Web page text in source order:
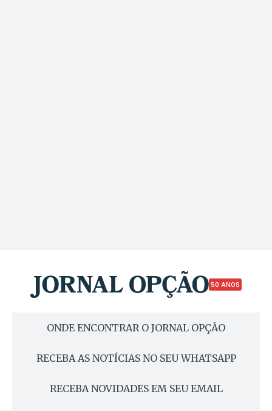
50 ANOS
ONDE ENCONTRAR O JORNAL OPÇÃO
RECEBA AS NOTÍCIAS NO SEU WHATSAPP
RECEBA NOVIDADES EM SEU EMAIL